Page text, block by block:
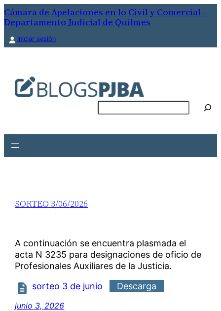
Cámara de Apelaciones en lo Civil y Comercial –
Departamento Judicial de Quilmes
Iniciar sesión
SORTEO 3/06/2026
A continuación se encuentra plasmada el
acta N 3235 para designaciones de oficio de
Profesionales Auxiliares de la Justicia.
sorteo 3 de junio
Descarga
junio 3, 2026